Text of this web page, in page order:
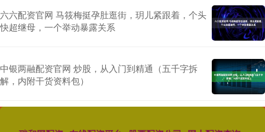
六六配资官网 马筱梅挺孕肚逛街，玥儿紧跟着，个头
快超继母，一个举动暴露关系
中银两融配资官网 炒股，从入门到精通（五千字拆
解，内附干货资料包）